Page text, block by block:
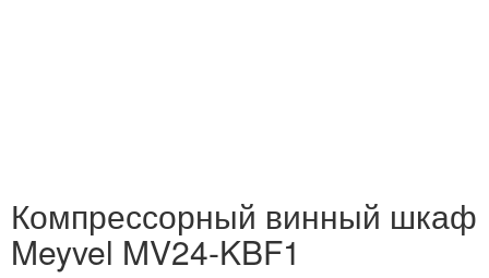
Компрессорный винный шкаф
Meyvel MV24-KBF1